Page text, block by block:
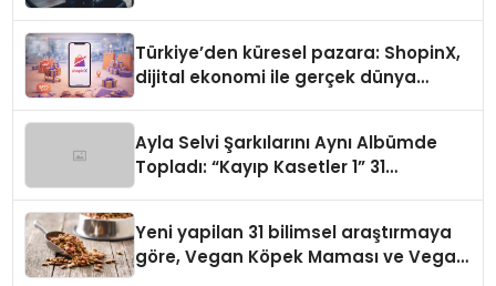
Türkiye’den küresel pazara: ShopinX,
dijital ekonomi ile gerçek dünya
Ayla Selvi Şarkılarını Aynı Albümde
Topladı: “Kayıp Kasetler 1” 31
Yeni yapilan 31 bilimsel araştırmaya
göre, Vegan Köpek Maması ve Vegan